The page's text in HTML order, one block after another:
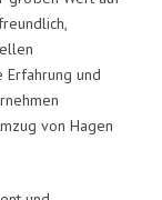
und
von Hagen